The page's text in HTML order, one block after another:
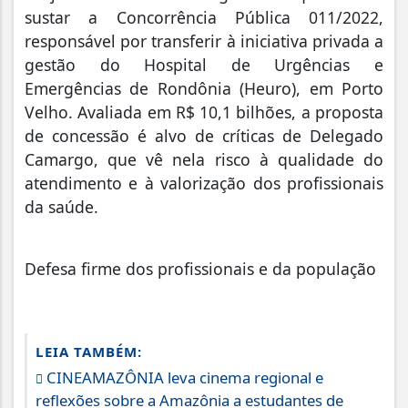
sustar a Concorrência Pública 011/2022,
responsável por transferir à iniciativa privada a
gestão do Hospital de Urgências e
Emergências de Rondônia (Heuro), em Porto
Velho. Avaliada em R$ 10,1 bilhões, a proposta
de concessão é alvo de críticas de Delegado
Camargo, que vê nela risco à qualidade do
atendimento e à valorização dos profissionais
da saúde.
Defesa firme dos profissionais e da população
LEIA TAMBÉM:
CINEAMAZÔNIA leva cinema regional e
reflexões sobre a Amazônia a estudantes de